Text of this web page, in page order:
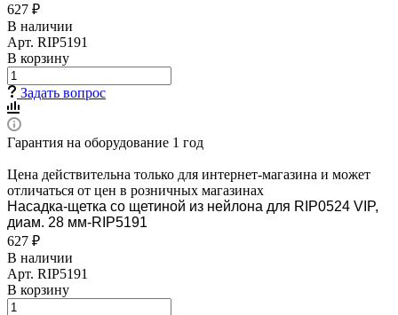
627 ₽
В наличии
Арт. RIP5191
В корзину
Задать вопрос
Гарантия на оборудование 1 год
Цена действительна только для интернет-магазина и может
отличаться от цен в розничных магазинах
Насадка-щетка со щетиной из нейлона для RIP0524 VIP,
диам. 28 мм-RIP5191
627 ₽
В наличии
Арт. RIP5191
В корзину